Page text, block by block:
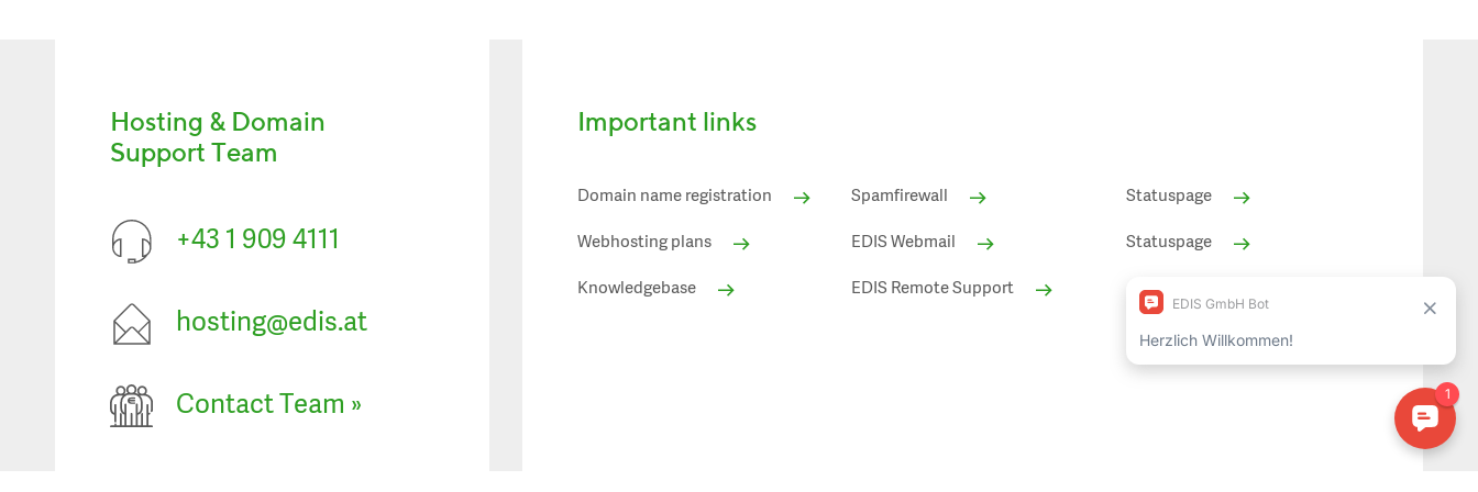
Hosting & Domain
Support Team
+43 1 909 4111
hosting@edis.at
Contact Team »
Important links
Domain name registration
Webhosting plans
Knowledgebase
Spamfirewall
EDIS Webmail
EDIS Remote Support
Statuspage
Statuspage